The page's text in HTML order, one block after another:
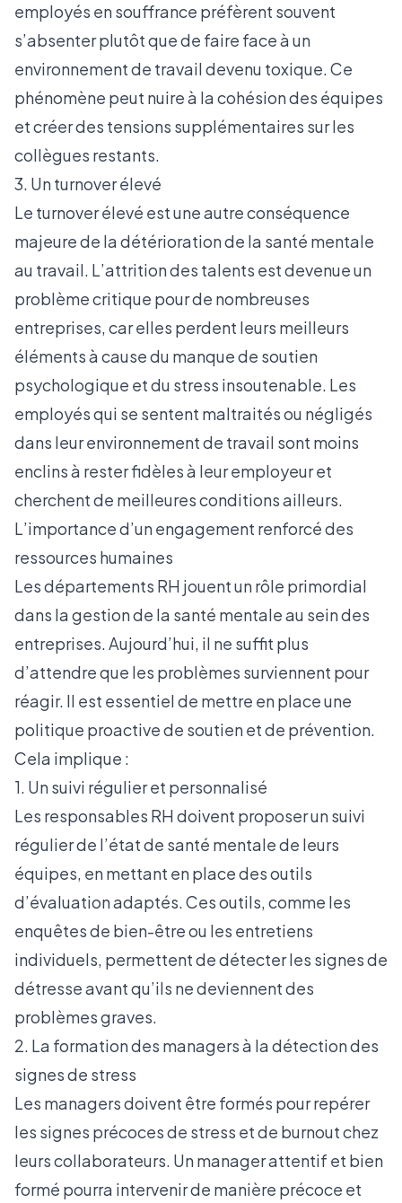
employés en souffrance préfèrent souvent
s’absenter plutôt que de faire face à un
environnement de travail devenu toxique. Ce
phénomène peut nuire à la cohésion des équipes
et créer des tensions supplémentaires sur les
collègues restants.
3. Un turnover élevé
Le turnover élevé est une autre conséquence
majeure de la détérioration de la santé mentale
au travail. L’attrition des talents est devenue un
problème critique pour de nombreuses
entreprises, car elles perdent leurs meilleurs
éléments à cause du manque de soutien
psychologique et du stress insoutenable. Les
employés qui se sentent maltraités ou négligés
dans leur environnement de travail sont moins
enclins à rester fidèles à leur employeur et
cherchent de meilleures conditions ailleurs.
L’importance d’un engagement renforcé des
ressources humaines
Les départements RH jouent un rôle primordial
dans la gestion de la santé mentale au sein des
entreprises. Aujourd’hui, il ne suffit plus
d’attendre que les problèmes surviennent pour
réagir. Il est essentiel de mettre en place une
politique proactive de soutien et de prévention.
Cela implique :
1. Un suivi régulier et personnalisé
Les responsables RH doivent proposer un suivi
régulier de l’état de santé mentale de leurs
équipes, en mettant en place des outils
d’évaluation adaptés. Ces outils, comme les
enquêtes de bien-être ou les entretiens
individuels, permettent de détecter les signes de
détresse avant qu’ils ne deviennent des
problèmes graves.
2. La formation des managers à la détection des
signes de stress
Les managers doivent être formés pour repérer
les signes précoces de stress et de burnout chez
leurs collaborateurs. Un manager attentif et bien
formé pourra intervenir de manière précoce et